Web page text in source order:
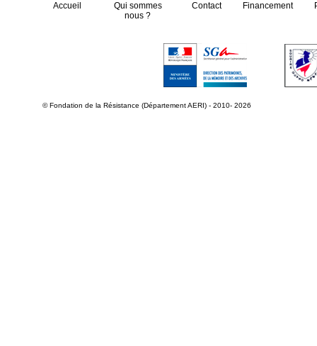
Accueil
Qui sommes
nous ?
Contact Financement
© Fondation de la Résistance (Département AERI) - 2010- 2026